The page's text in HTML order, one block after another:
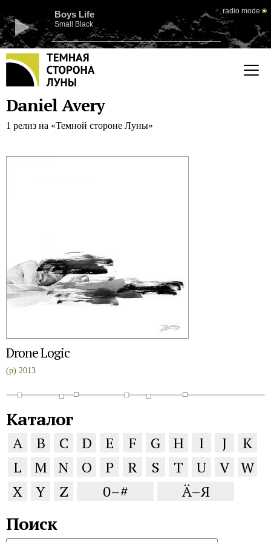
Boys Life
Small Black
radio mode
Daniel Avery
1 релиз на «Темной стороне Луны»
Drone Logic
(p) 2013
Каталог
A B C D E F G H I J
K
L
M N O P R S T U V W
X
Y Z 0–# Ä–Я
Поиск